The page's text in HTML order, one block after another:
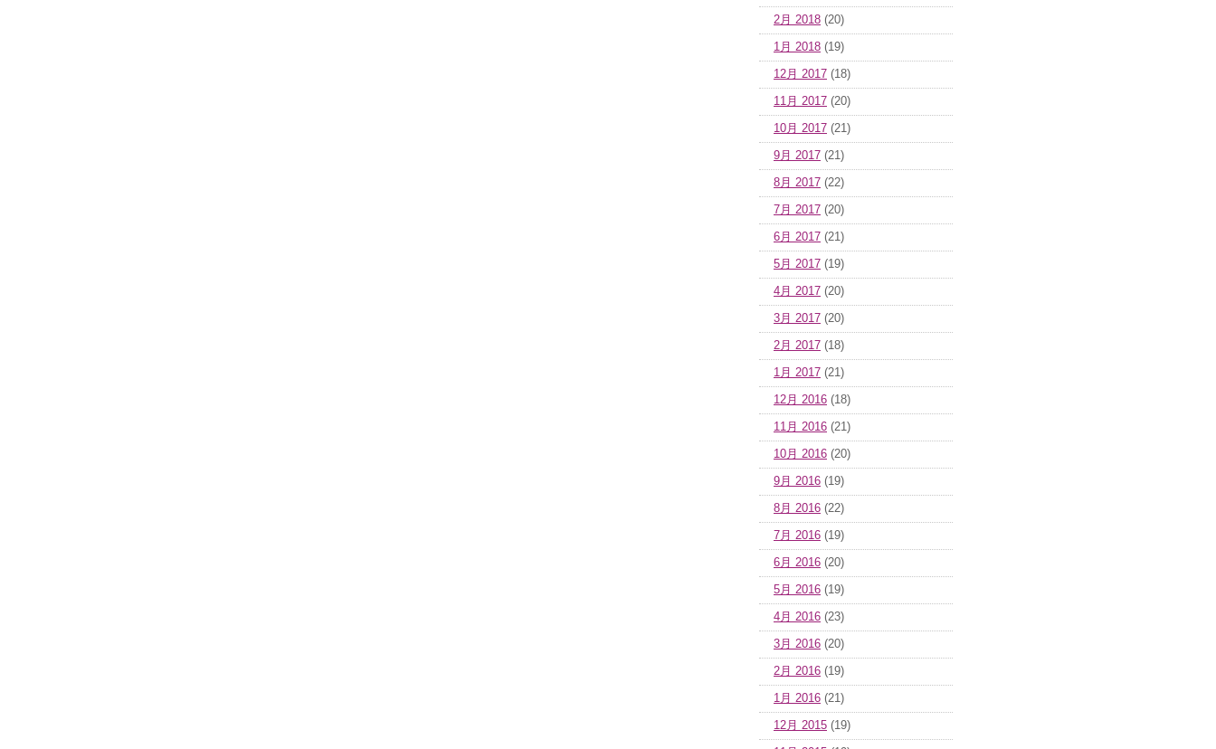
2月 2018 (20)
1月 2018 (19)
12月 2017 (18)
11月 2017 (20)
10月 2017 (21)
9月 2017 (21)
8月 2017 (22)
7月 2017 (20)
6月 2017 (21)
5月 2017 (19)
4月 2017 (20)
3月 2017 (20)
2月 2017 (18)
1月 2017 (21)
12月 2016 (18)
11月 2016 (21)
10月 2016 (20)
9月 2016 (19)
8月 2016 (22)
7月 2016 (19)
6月 2016 (20)
5月 2016 (19)
4月 2016 (23)
3月 2016 (20)
2月 2016 (19)
1月 2016 (21)
12月 2015 (19)